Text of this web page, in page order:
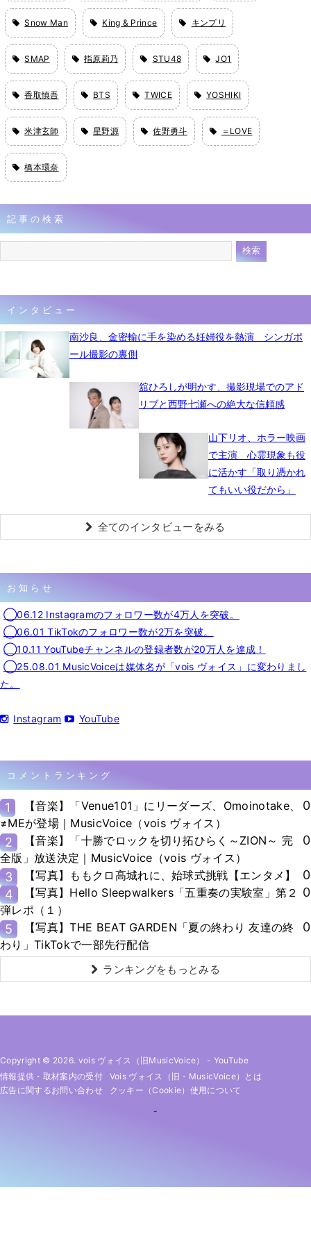
Snow Man King & Prince キンプリ
SMAP 指原莉乃 STU48 JO1
香取慎吾 BTS TWICE YOSHIKI
米津玄師 星野源 佐野勇斗 ＝LOVE
橋本環奈
記事の検索
インタビュー
南沙良、金密輸に手を染める妊婦役を熱演 シンガポ
ール撮影の裏側
舘ひろしが明かす、撮影現場でのアド
リブと西野七瀬への絶大な信頼感
山下リオ、ホラー映画
で主演 心霊現象も役
に活かす「取り憑かれ
てもいい役だから」
全てのインタビューをみる
お知らせ
◯06.12 Instagramのフォロワー数が4万人を突破。
◯06.01 TikTokのフォロワー数が2万を突破。
◯10.11 YouTubeチャンネルの登録者数が20万人を達成！
◯25.08.01 MusicVoiceは媒体名が「vois ヴォイス」に変わりまし
た。
Instagram YouTube
コメントランキング
1
【音楽】「Venue101」にリーダーズ、Omoinotake、
≠MEが登場｜MusicVoice（vois ヴォイス）
0
2
【音楽】「十勝でロックを切り拓ひらく～ZION～ 完
全版」放送決定｜MusicVoice（vois ヴォイス）
0
3 【写真】ももクロ高城れに、始球式挑戦【エンタメ】
0
4
【写真】Hello Sleepwalkers「五重奏の実験室」第２
弾レポ（１）
0
5
【写真】THE BEAT GARDEN「夏の終わり 友達の終
わり」TikTokで一部先行配信
0
ランキングをもっとみる
Copyright © 2026. vois ヴォイス（旧MusicVoice） - YouTube
情報提供・取材案内の受付
Vois ヴォイス（旧・MusicVoice）とは
広告に関するお問い合わせ
クッキー（cookie）使用について
-